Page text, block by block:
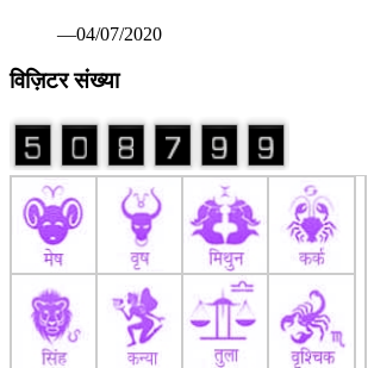
—04/07/2020
विज़िटर संख्या